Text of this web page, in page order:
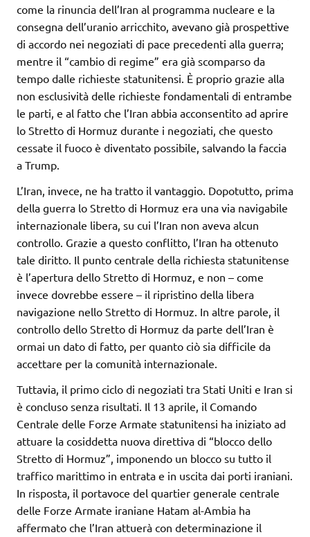
come la rinuncia dell’Iran al programma nucleare e la
consegna dell’uranio arricchito, avevano già prospettive
di accordo nei negoziati di pace precedenti alla guerra;
mentre il “cambio di regime” era già scomparso da
tempo dalle richieste statunitensi. È proprio grazie alla
non esclusività delle richieste fondamentali di entrambe
le parti, e al fatto che l’Iran abbia acconsentito ad aprire
lo Stretto di Hormuz durante i negoziati, che questo
cessate il fuoco è diventato possibile, salvando la faccia
a Trump.
L’Iran, invece, ne ha tratto il vantaggio. Dopotutto, prima
della guerra lo Stretto di Hormuz era una via navigabile
internazionale libera, su cui l’Iran non aveva alcun
controllo. Grazie a questo conflitto, l’Iran ha ottenuto
tale diritto. Il punto centrale della richiesta statunitense
è l’apertura dello Stretto di Hormuz, e non – come
invece dovrebbe essere – il ripristino della libera
navigazione nello Stretto di Hormuz. In altre parole, il
controllo dello Stretto di Hormuz da parte dell’Iran è
ormai un dato di fatto, per quanto ciò sia difficile da
accettare per la comunità internazionale.
Tuttavia, il primo ciclo di negoziati tra Stati Uniti e Iran si
è concluso senza risultati. Il 13 aprile, il Comando
Centrale delle Forze Armate statunitensi ha iniziato ad
attuare la cosiddetta nuova direttiva di “blocco dello
Stretto di Hormuz”, imponendo un blocco su tutto il
traffico marittimo in entrata e in uscita dai porti iraniani.
In risposta, il portavoce del quartier generale centrale
delle Forze Armate iraniane Hatam al-Ambia ha
affermato che l’Iran attuerà con determinazione il